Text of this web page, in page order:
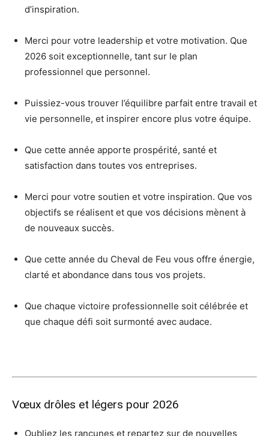
d’inspiration.
Merci pour votre leadership et votre motivation. Que
2026 soit exceptionnelle, tant sur le plan
professionnel que personnel.
Puissiez-vous trouver l’équilibre parfait entre travail et
vie personnelle, et inspirer encore plus votre équipe.
Que cette année apporte prospérité, santé et
satisfaction dans toutes vos entreprises.
Merci pour votre soutien et votre inspiration. Que vos
objectifs se réalisent et que vos décisions mènent à
de nouveaux succès.
Que cette année du Cheval de Feu vous offre énergie,
clarté et abondance dans tous vos projets.
Que chaque victoire professionnelle soit célébrée et
que chaque défi soit surmonté avec audace.
Vœux drôles et légers pour 2026
Oubliez les rancunes et repartez sur de nouvelles